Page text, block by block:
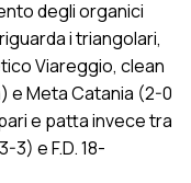
degli organici
i triangolari,
Viareggio, clean
e Meta Catania (2-0
e patta invece tra
3) e F.D. 18-